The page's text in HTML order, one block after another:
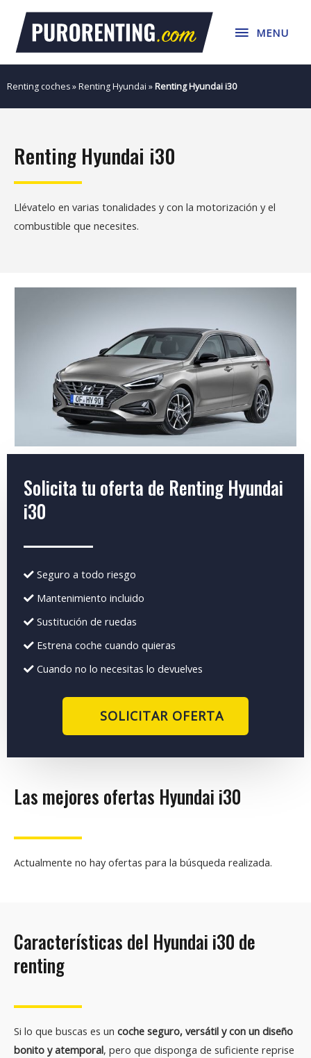
contenido
MENU
MENU
Renting coches»Renting Hyundai »Renting Hyundai i30
Renting Hyundai i30
Llévatelo en varias tonalidades y con la motorización y el
combustible que necesites.
Solicita tu oferta de Renting Hyundai
i30
Seguro a todo riesgo
Mantenimiento incluido
Sustitución de ruedas
Estrena coche cuando quieras
Cuando no lo necesitas lo devuelves
SOLICITAR OFERTA
Las mejores ofertas Hyundai i30
Actualmente no hay ofertas para la búsqueda realizada.
Características del Hyundai i30 de
renting
Si lo que buscas es un coche seguro, versátil y con un diseño
bonito y atemporal, pero que disponga de suficiente reprise